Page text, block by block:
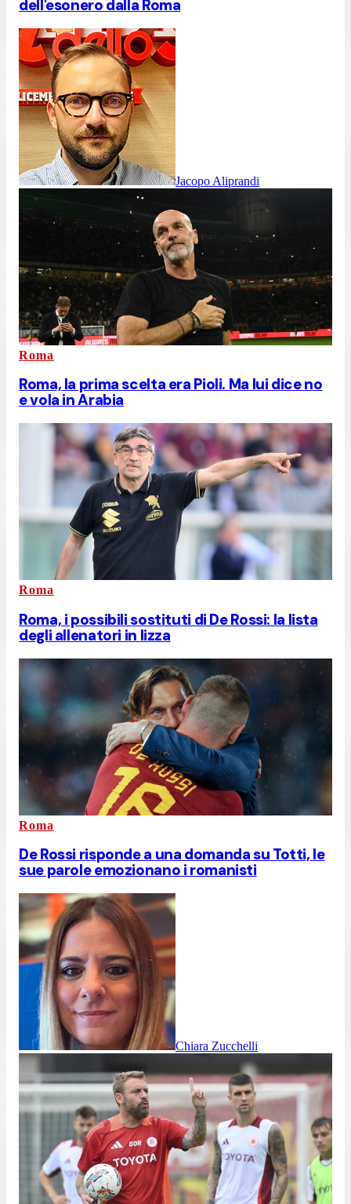
dell'esonero dalla Roma
Jacopo Aliprandi
Roma
Roma, la prima scelta era Pioli. Ma lui dice no
e vola in Arabia
Roma
Roma, i possibili sostituti di De Rossi: la lista
degli allenatori in lizza
Roma
De Rossi risponde a una domanda su Totti, le
sue parole emozionano i romanisti
Chiara Zucchelli